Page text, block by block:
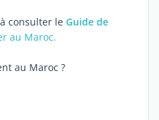
consulter le Guide de
au Maroc.
au Maroc ?